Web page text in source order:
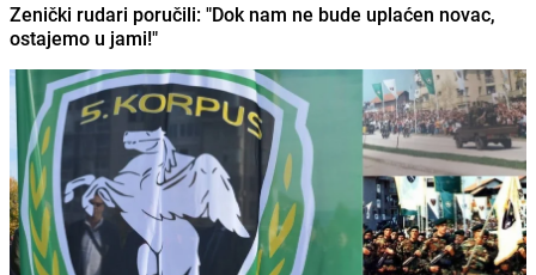
Zenički rudari poručili: "Dok nam ne bude uplaćen novac,
ostajemo u jami!"